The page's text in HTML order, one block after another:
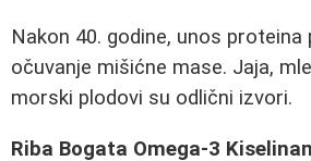
Nakon 40. godine, unos
očuvanje mišićne mase. Jaja,
morski plodovi su odlični izvori.
Riba Bogata Omega-3